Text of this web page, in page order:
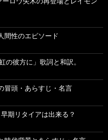
間性のエピソード
の彼方に」歌詞と和訳。
冒頭・あらすじ・名言
期リタイアは出来る？